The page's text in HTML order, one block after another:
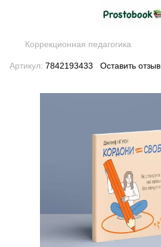
Коррекционная педагогика
Артикул: 7842193433 Оставить отзыв